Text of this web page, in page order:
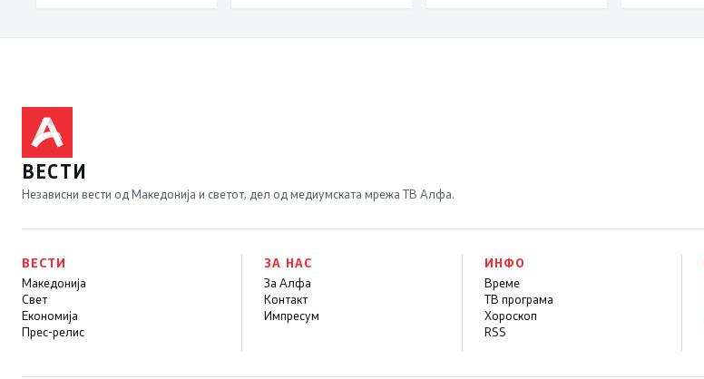
ВЕСТИ
Независни вести од Македонија и светот, дел од медиумската мрежа ТВ Алфа.
ВЕСТИ
Македонија
Свет
Економија
Прес-релис
ЗА НАС
За Алфа
Контакт
Импресум
ИНФО
Време
ТВ програма
Хороскоп
RSS